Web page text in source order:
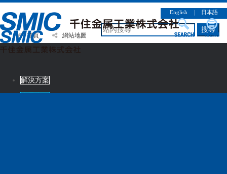
English ｜ 日本語
首頁 網站地圖
搜尋
解決方案